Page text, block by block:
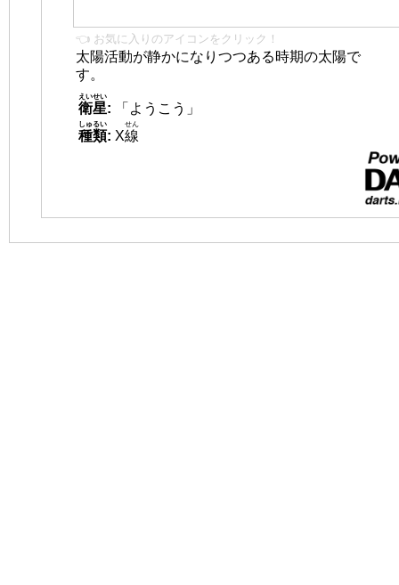
👈 お気に入りのアイコンをクリック！
太陽活動が静かになりつつある時期の太陽で
す。
衛星
えいせい
:
「ようこう」
種類
しゅるい
: X線
せん